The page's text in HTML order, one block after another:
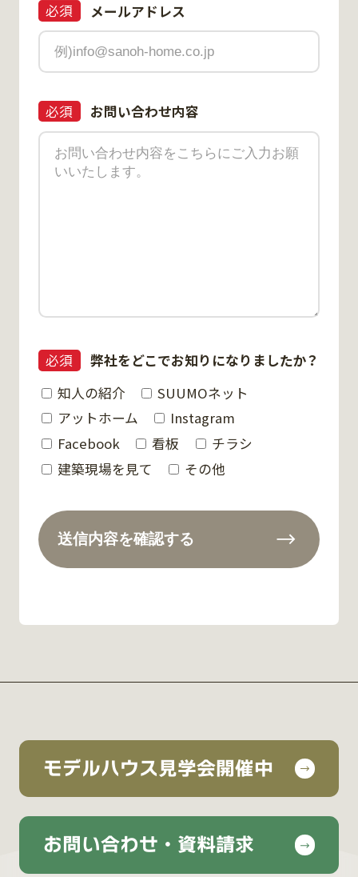
必須 メールアドレス
必須 お問い合わせ内容
必須
弊社をどこでお知りになりましたか？
知人の紹介
SUUMOネット
アットホーム
Instagram
Facebook
看板
チラシ
建築現場を見て
その他
モデルハウス見学会開催中
お問い合わせ・資料請求